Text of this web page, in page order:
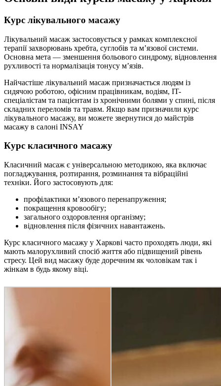
Курс лікувального масажу
Лікувальний масаж застосовується у рамках комплексної
терапії захворювань хребта, суглобів та м’язової системи.
Основна мета — зменшення больового синдрому, відновлення
рухливості та нормалізація тонусу м’язів.
Найчастіше лікувальний масаж призначається людям із
сидячою роботою, офісним працівникам, водіям, IT-
спеціалістам та пацієнтам із хронічними болями у спині, після
складних переломів та травм. Якщо вам призначили курс
лікувального масажу, ви можете звернутися до майстрів
масажу в салоні INSAY
Курс класичного масажу
Класичний масаж є універсальною методикою, яка включає
погладжування, розтирання, розминання та вібраційні
техніки. Його застосовують для:
профілактики м’язового перенапруження;
покращення кровообігу;
загального оздоровлення організму;
відновлення після фізичних навантажень.
Курс класичного масажу у Харкові часто проходять люди, які
мають малорухливий спосіб життя або підвищений рівень
стресу. Цей вид масажу буде доречним як чоловікам так і
жінкам в будь якому віці.